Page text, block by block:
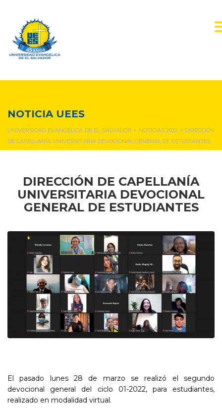
NOTICIA UEES
UNIVERSIDAD EVANGÉLICA DE EL SALVADOR > NOTICIAS 2022 > DIRECCIÓN
DE CAPELLANÍA UNIVERSITARIA DEVOCIONAL GENERAL DE ESTUDIANTES
DIRECCIÓN DE CAPELLANÍA
UNIVERSITARIA DEVOCIONAL
GENERAL DE ESTUDIANTES
El pasado lunes 28 de marzo se realizó el segundo
devocional general del ciclo 01-2022, para estudiantes,
realizado en modalidad virtual.